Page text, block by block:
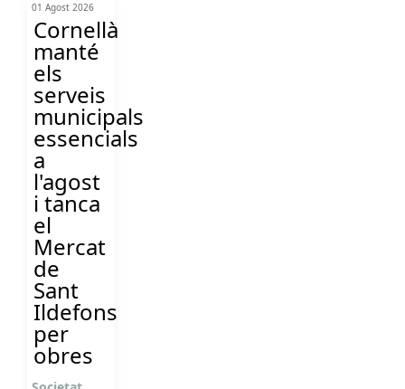
01 Agost 2026
Cornellà
manté
els
serveis
municipals
essencials
a
l'agost
i tanca
el
Mercat
de
Sant
Ildefons
per
obres